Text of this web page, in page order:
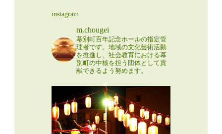
instagram
m.chougei
幕別町百年記念ホールの指定管
理者です。地域の文化芸術活動
を推進し、社会教育における幕
別町の中核を担う団体として貢
献できるよう努めます。